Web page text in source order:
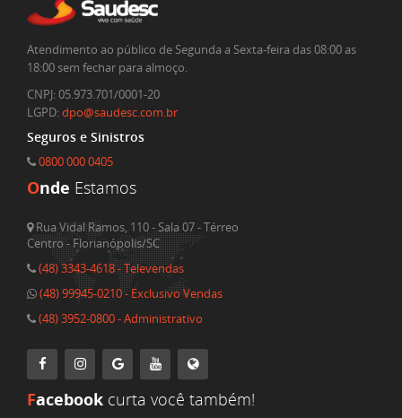
Atendimento ao público de Segunda a Sexta-feira das 08:00 as
18:00 sem fechar para almoço.
CNPJ: 05.973.701/0001-20
LGPD:dpo@saudesc.com.br
Seguros e Sinistros
0800 000 0405
Onde Estamos
Rua Vidal Ramos, 110 - Sala 07 - Térreo
Centro - Florianópolis/SC
(48) 3343-4618 - Televendas
(48) 99945-0210 - Exclusivo Vendas
(48) 3952-0800 - Administrativo
Facebook curta você também!